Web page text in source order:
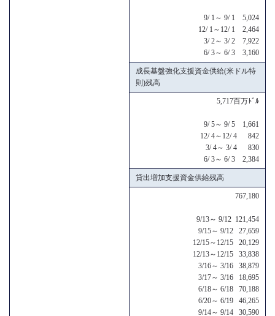
9/ 1～ 9/ 1 5,024
12/ 1～12/ 1 2,464
3/ 2～ 3/ 2 7,922
6/ 3～ 6/ 3 3,160
成長基盤強化支援資金供給(米ドル特
則)残高
5,717百万ﾄﾞﾙ
9/ 5～ 9/ 5 1,661
12/ 4～12/ 4 842
3/ 4～ 3/ 4 830
6/ 3～ 6/ 3 2,384
貸出増加支援資金供給残高
767,180
9/13～ 9/12 121,454
9/15～ 9/12 27,659
12/15～12/15 20,129
12/13～12/15 33,838
3/16～ 3/16 38,879
3/17～ 3/16 18,695
6/18～ 6/18 70,188
6/20～ 6/19 46,265
9/14～ 9/14 30,590